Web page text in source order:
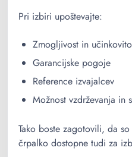
Pri izbiri upoštevajte:
Zmogljivost in
Garancijske pogoje
Reference izvajalcev
Možnost vzdrževanja in
Tako boste zagotovili, da
črpalko dostopne tudi za